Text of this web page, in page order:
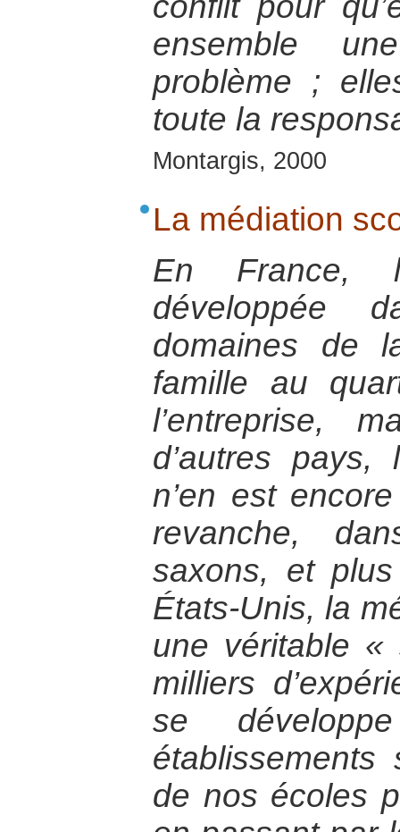
ensemble
problème ;
toute la
Montargis, 2000
La médiation
En France,
développée
domaines de
famille au
l’entreprise,
d’autres pays,
n’en est
revanche,
saxons, et
États-Unis, la
une véritable «
milliers
se
établissements
de nos écoles